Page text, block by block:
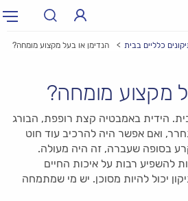
כלליים בבית הנדימן או בעל מקצוע מומחה?
מקצוע מומחה?
הידית באמבטיה קצת רופפת, הבורג
ואם אפשר היה להרכיב עוד חוט
בסופה שעברה, זה היה מעולה.
להשפיע רבות על איכות החיים
יכול להיות מסוכן. יש מי שמתמחה